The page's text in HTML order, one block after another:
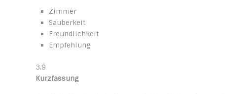
Zimmer
Sauberkeit
Freundlichkeit
Empfehlung
3.9
Kurzfassung